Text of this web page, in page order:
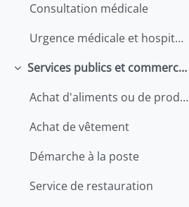
Consultation médicale
Urgence médicale et hospitalisation
Replier
Services publics et commerciaux
Achat d'aliments ou de produits d'entretien
Achat de vêtement
Démarche à la poste
Service de restauration